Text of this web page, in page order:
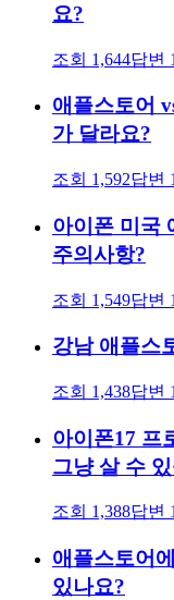
요?
조회 1,644답변 1
애플스토어
가 달라요?
조회 1,592답변 1
아이폰 미국
주의사항?
조회 1,549답변 1
강남 애플스
조회 1,438답변 1
아이폰17 프
그냥 살 수
조회 1,388답변
애플스토어
있나요?